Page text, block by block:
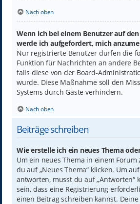
Nach oben
Wenn ich bei einem Benutzer auf
werde ich aufgefordert, mich
Nur registrierte Benutzer dürfen die
Funktion für Nachrichten an andere
falls diese von der Board-
wurde. Diese Maßnahme soll den
Systems durch Gäste verhindern.
Nach oben
Beiträge schreiben
Wie erstelle ich ein neues Thema
Um ein neues Thema in einem
du auf „Neues Thema“ klicken. Um
antworten, musst du auf „Antworten“
sein, dass eine Registrierung
einen Beitrag schreiben kannst.